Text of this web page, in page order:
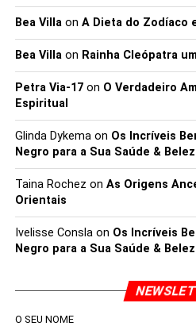
Bea Villaon A Dieta do Zodíaco
Bea Villaon Rainha Cleópatra
Petra Via-17on O Verdadeiro
Espiritual
Glinda Dykemaon Os Incríveis
Negro para a Sua Saúde &
Taina Rochez on As Origens
Orientais
Ivelisse Conslaon Os Incríveis
Negro para a Sua Saúde &
O SEU NOME